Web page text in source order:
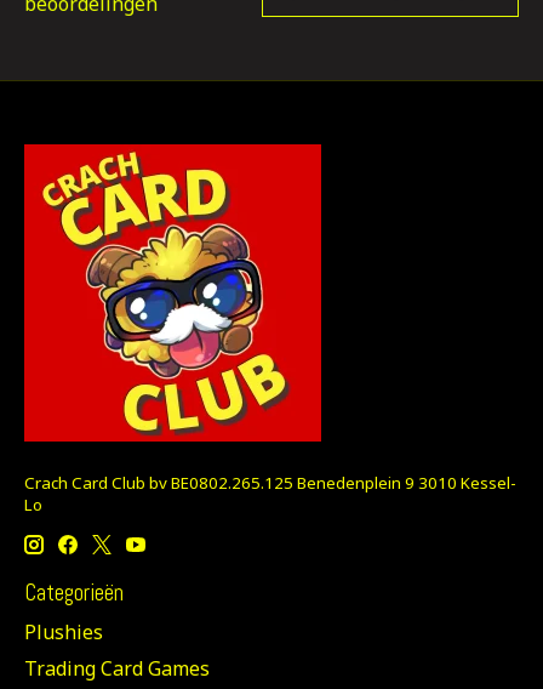
Crach Card Club bv BE0802.265.125 Benedenplein 9 3010 Kessel-
Lo
Categorieën
Plushies
Trading Card Games